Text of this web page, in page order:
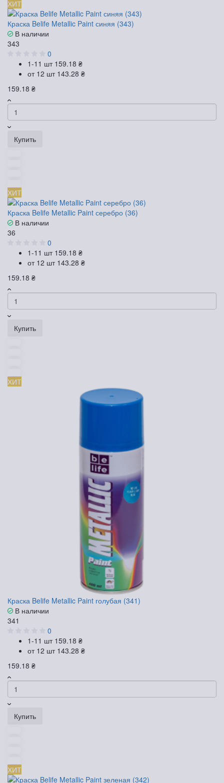
ХИТ
Краска Belife Metallic Paint синяя (343)
В наличии
343
0
1-11 шт 159.18 ₴
от 12 шт 143.28 ₴
159.18 ₴
Купить
ХИТ
Краска Belife Metallic Paint серебро (36)
В наличии
36
0
1-11 шт 159.18 ₴
от 12 шт 143.28 ₴
159.18 ₴
Купить
ХИТ
Краска Belife Metallic Paint голубая (341)
В наличии
341
0
1-11 шт 159.18 ₴
от 12 шт 143.28 ₴
159.18 ₴
Купить
ХИТ